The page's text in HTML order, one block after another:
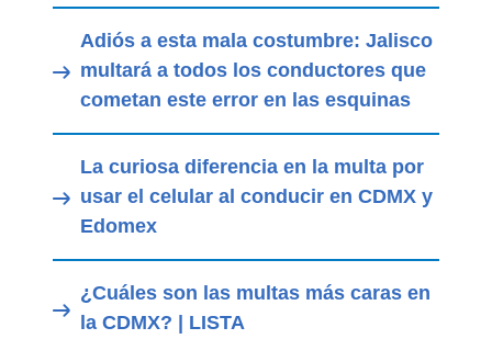
Adiós a esta mala costumbre: Jalisco
multará a todos los conductores que
cometan este error en las esquinas
La curiosa diferencia en la multa por
usar el celular al conducir en CDMX y
Edomex
¿Cuáles son las multas más caras en
la CDMX? | LISTA